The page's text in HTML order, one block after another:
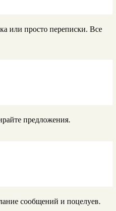
или просто переписки. Все
предложения.
сообщений и поцелуев.